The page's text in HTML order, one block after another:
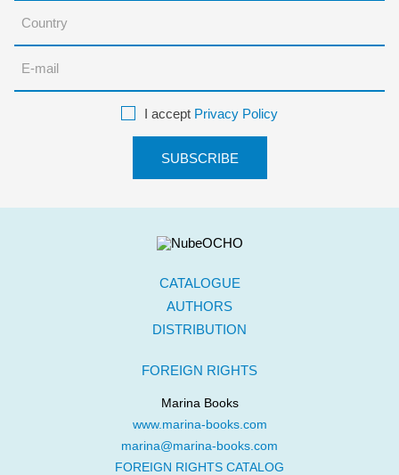
I accept Privacy Policy
CATALOGUE
AUTHORS
DISTRIBUTION
FOREIGN RIGHTS
Marina Books
www.marina-books.com
marina@marina-books.com
FOREIGN RIGHTS CATALOG